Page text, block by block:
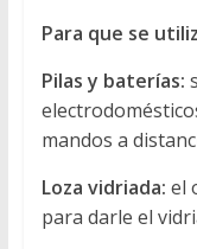
Para que se
Pilas y baterías:
mandos a
Loza vidriada: el
para darle el